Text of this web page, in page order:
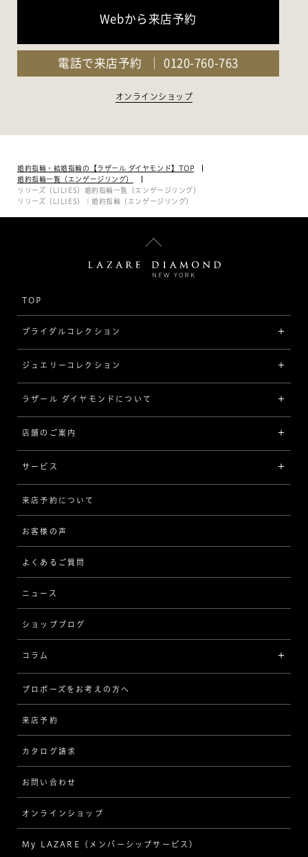
Webから来店予約
電話で来店予約 0120-760-763
オンラインショップ
婚約指輪・結婚指輪の【ラザール ダイヤモンド】TOP
婚約指輪一覧（エンゲージリング）
リリーズ（LILIES）婚約指輪一覧（エンゲージリング）
リリーズ（LILIES）｜婚約指輪（エンゲージリング）
TOP
ブライダルコレクション
婚約指輪（エンゲージリング）
[素材から選ぶ]
プラチナ
イエローゴールド
コンビネーション
[フォルムから選ぶ]
ストレート
ウェーブ
V字
[セッテイングから選ぶ]
ソリテール
ワンサイドメレ
ダブルサイドメレ
ラインメレ
人気の婚約指輪
結婚指輪（マリッジリング）
ジュエリーコレクション
ジュエリーコレクショントップ
ジュエリー一覧
リング
ネックレス/ペンダント
ピアス/イヤリング
ブレスレット
ラザール ダイヤモンドについて
ラザール ダイヤモンドについて
品質
歴史
企業の取り組み
店舗のご案内
サービス
サービスについて
アフターサービス
MESSAGE IN DIAMOND
品質保証
ブライダルアイテム
来店予約について
お客様の声
よくあるご質問
ニュース
ショップブログ
コラム
インタビュー
指輪
ダイヤモンド
プロポーズ
結婚式
プロポーズをお考えの方へ
来店予約
カタログ請求
お問い合わせ
オンラインショップ
My LAZARE（メンバーシップサービス）